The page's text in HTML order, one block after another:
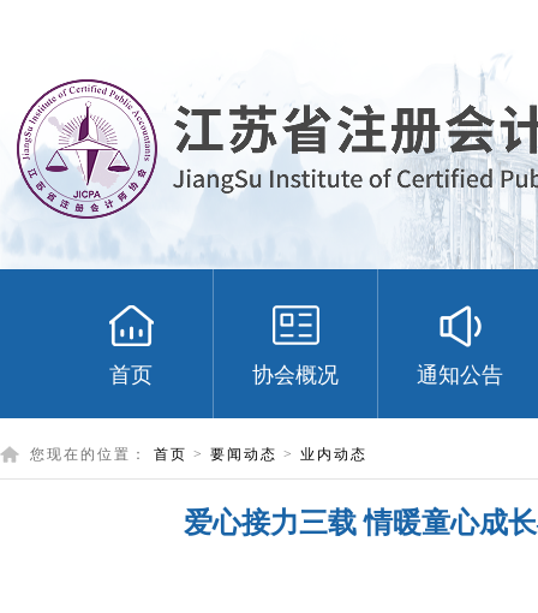
首页 协会概况 通知公告
您现在的位置： 首页 > 要闻动态 > 业内动态
爱心接力三载 情暖童心成